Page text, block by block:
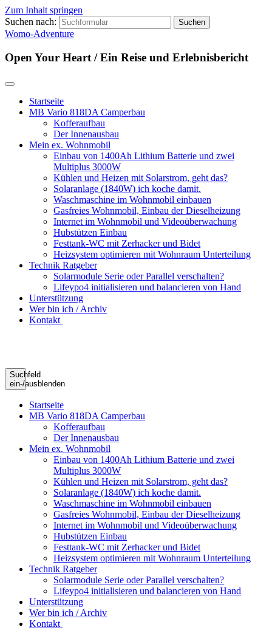
Zum Inhalt springen
Suchen nach:
Womo-Adventure
Open Your Heart / Ein Reise und Erlebnisbericht
Startseite
MB Vario 818DA Camperbau
Kofferaufbau
Der Innenausbau
Mein ex. Wohnmobil
Einbau von 1400Ah Lithium Batterie und zwei
Multiplus 3000W
Kühlen und Heizen mit Solarstrom, geht das?
Solaranlage (1840W) ich koche damit.
Waschmaschine im Wohnmobil einbauen
Gasfreies Wohnmobil, Einbau der Dieselheizung
Internet im Wohnmobil und Videoüberwachung
Hubstützen Einbau
Festtank-WC mit Zerhacker und Bidet
Heizsystem optimieren mit Wohnraum Unterteilung
Technik Ratgeber
Solarmodule Serie oder Parallel verschalten?
Lifeypo4 initialisieren und balancieren von Hand
Unterstützung
Wer bin ich / Archiv
Kontakt
Suchfeld
ein-/ausblenden
Startseite
MB Vario 818DA Camperbau
Kofferaufbau
Der Innenausbau
Mein ex. Wohnmobil
Einbau von 1400Ah Lithium Batterie und zwei
Multiplus 3000W
Kühlen und Heizen mit Solarstrom, geht das?
Solaranlage (1840W) ich koche damit.
Waschmaschine im Wohnmobil einbauen
Gasfreies Wohnmobil, Einbau der Dieselheizung
Internet im Wohnmobil und Videoüberwachung
Hubstützen Einbau
Festtank-WC mit Zerhacker und Bidet
Heizsystem optimieren mit Wohnraum Unterteilung
Technik Ratgeber
Solarmodule Serie oder Parallel verschalten?
Lifeypo4 initialisieren und balancieren von Hand
Unterstützung
Wer bin ich / Archiv
Kontakt